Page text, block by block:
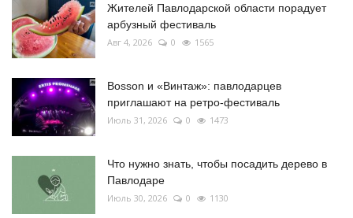
Жителей Павлодарской области порадует
арбузный фестиваль
Авг 4, 2026 0 1565
Bosson и «Винтаж»: павлодарцев
приглашают на ретро-фестиваль
Июль 31, 2026 0 1473
Что нужно знать, чтобы посадить дерево в
Павлодаре
Июль 30, 2026 0 1130